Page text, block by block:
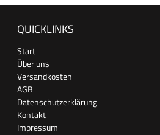
QUICKLINKS
Start
Über uns
Versandkosten
AGB
Datenschutzerklärung
Kontakt
Impressum